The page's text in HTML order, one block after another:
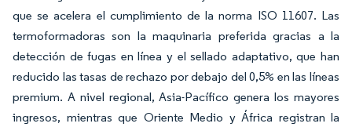
que se acelera el cumplimiento de la norma ISO 11607. Las
termoformadoras son la maquinaria preferida gracias a la
detección de fugas en línea y el sellado adaptativo, que han
reducido las tasas de rechazo por debajo del 0,5% en las líneas
premium. A nivel regional, Asia-Pacífico genera los mayores
ingresos, mientras que Oriente Medio y África registran la